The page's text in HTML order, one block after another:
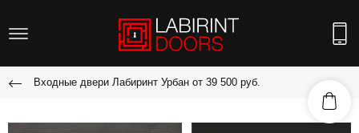
Входные двери Лабиринт Урбан от 39 500 руб.